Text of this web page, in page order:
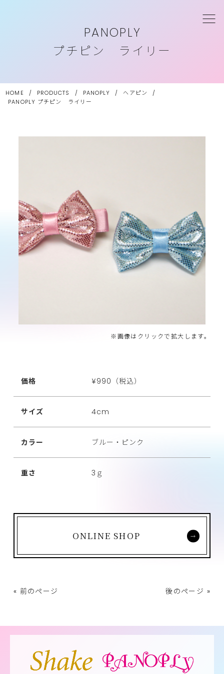
PANOPLY
プチピン ライリー
HOME / PRODUCTS / PANOPLY / ヘアピン
/
PANOPLY プチピン ライリー
※画像はクリックで拡大します。
価格 ¥990（税込）
サイズ 4cm
カラー ブルー・ピンク
重さ 3ｇ
ONLINE SHOP
« 前のページ 後のページ »